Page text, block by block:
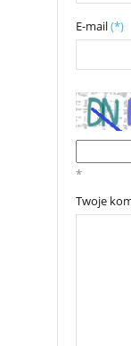
E-mail(*)
*
Twoje